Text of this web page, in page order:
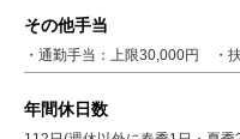
その他手当
・通勤手当：上限30,000円 ・
年間休日数